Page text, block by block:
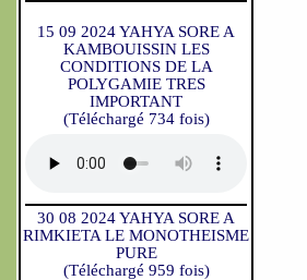
15 09 2024 YAHYA SORE A
KAMBOUISSIN LES
CONDITIONS DE LA
POLYGAMIE TRES
IMPORTANT
(Téléchargé 734 fois)
30 08 2024 YAHYA SORE A
RIMKIETA LE MONOTHEISME
PURE
(Téléchargé 959 fois)